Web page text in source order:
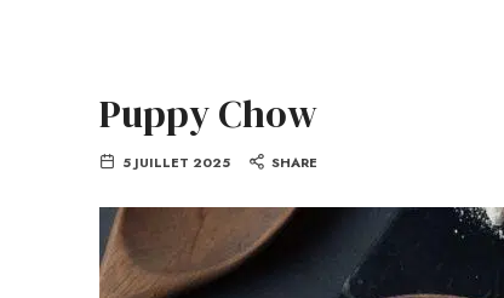
Puppy Chow
5 JUILLET 2025 SHARE